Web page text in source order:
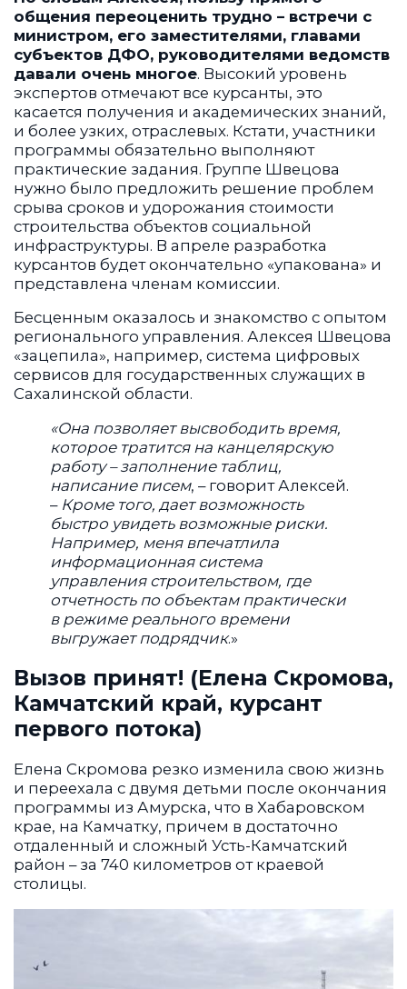
общения переоценить трудно – встречи с
министром, его заместителями, главами
субъектов ДФО, руководителями ведомств
давали очень многое. Высокий уровень
экспертов отмечают все курсанты, это
касается получения и академических знаний,
и более узких, отраслевых. Кстати, участники
программы обязательно выполняют
практические задания. Группе Швецова
нужно было предложить решение проблем
срыва сроков и удорожания стоимости
строительства объектов социальной
инфраструктуры. В апреле разработка
курсантов будет окончательно «упакована» и
представлена членам комиссии.
Бесценным оказалось и знакомство с опытом
регионального управления. Алексея Швецова
«зацепила», например, система цифровых
сервисов для государственных служащих в
Сахалинской области.
«Она позволяет высвободить время,
которое тратится на канцелярскую
работу – заполнение таблиц,
написание писем, – говорит Алексей.
–Кроме того, дает возможность
быстро увидеть возможные риски.
Например, меня впечатлила
информационная система
управления строительством, где
отчетность по объектам практически
в режиме реального времени
выгружает подрядчик.»
Вызов принят! (Елена Скромова,
Камчатский край, курсант
первого потока)
Елена Скромова резко изменила свою жизнь
и переехала с двумя детьми после окончания
программы из Амурска, что в Хабаровском
крае, на Камчатку, причем в достаточно
отдаленный и сложный Усть-Камчатский
район – за 740 километров от краевой
столицы.